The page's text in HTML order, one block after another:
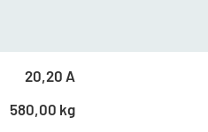
20,20 A
580,00 kgab 6 Tagen